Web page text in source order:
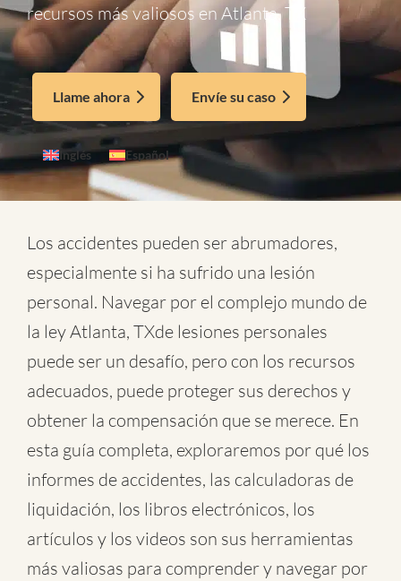
recursos más valiosos en Atlanta, TX
Llame ahora Envíe su caso
Inglés Español
Los accidentes pueden ser abrumadores,
especialmente si ha sufrido una lesión
personal. Navegar por el complejo mundo de
la ley Atlanta, TXde lesiones personales
puede ser un desafío, pero con los recursos
adecuados, puede proteger sus derechos y
obtener la compensación que se merece. En
esta guía completa, exploraremos por qué los
informes de accidentes, las calculadoras de
liquidación, los libros electrónicos, los
artículos y los videos son sus herramientas
más valiosas para comprender y navegar por